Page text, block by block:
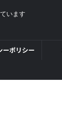
います
ーポリシー